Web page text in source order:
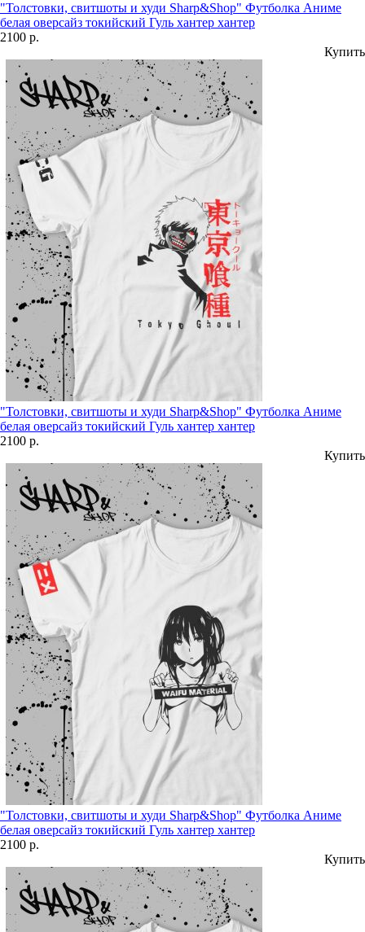
"Толстовки, свитшоты и худи Sharp&Shop" Футболка Аниме
белая оверсайз токийский Гуль хантер хантер
2100 р.
Купить
"Толстовки, свитшоты и худи Sharp&Shop" Футболка Аниме
белая оверсайз токийский Гуль хантер хантер
2100 р.
Купить
"Толстовки, свитшоты и худи Sharp&Shop" Футболка Аниме
белая оверсайз токийский Гуль хантер хантер
2100 р.
Купить